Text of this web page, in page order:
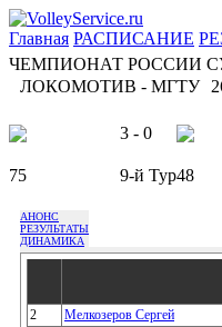
Главная РАСПИСАНИЕ
ЧЕМПИОНАТ РОССИИ
ЛОКОМОТИВ - МГТУ
3 - 0
75 9-й Тур48
АНОНС
РЕЗУЛЬТАТЫ
ДИНАМИКА
2
Мелкозеров Сергей